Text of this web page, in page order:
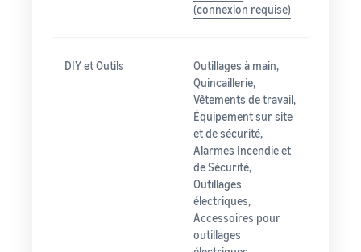
(connexion requise)
DIY et Outils
Outillages à main,
Quincaillerie,
Vêtements de travail,
Équipement sur site
et de sécurité,
Alarmes Incendie et
de Sécurité,
Outillages
électriques,
Accessoires pour
outillages